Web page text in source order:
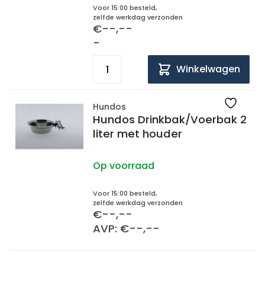
Voor 15:00 besteld,
zelfde werkdag verzonden
€--,--
-
Winkelwagen
Hundos
Hundos Drinkbak/Voerbak 2
liter met houder
Op voorraad
Voor 15:00 besteld,
zelfde werkdag verzonden
€--,--
AVP: €--,--